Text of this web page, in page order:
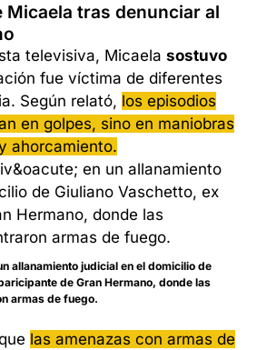
Micaela tras denunciar al
televisiva, Micaelasostuvo
fue víctima de diferentes
Según relató, los episodios
en golpes, sino en maniobras
ahorcamiento.
allanamiento judicial en el domicilio de
de Gran Hermano, donde las
armas de fuego.
las amenazas con armas de